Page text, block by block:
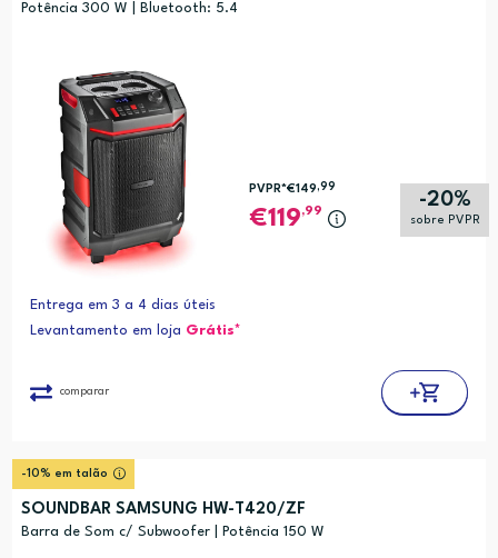
Potência 300 W | Bluetooth: 5.4
-20%
sobre PVPR
PVPR*€149 ,99
119,99
Entrega em 3 a 4 dias úteis
Levantamento em loja Grátis*
comparar
-10% em talão
SOUNDBAR SAMSUNG HW-T420/ZF
Barra de Som c/ Subwoofer | Potência 150 W